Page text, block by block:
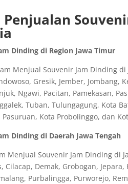
Dinding di Region Jawa Timur
Menjual Souvenir Jam Dinding
Gresik, Jember,
Ngawi, Pacitan, Pamekasan,
Tuban, Tulungagung, Kota
Kota Probolinggo, dan
Dinding di Daerah Jawa Tengah
Menjual Souvenir Jam Dinding di
Cilacap, Demak, Grobogan,
Purbalingga, Purworejo,